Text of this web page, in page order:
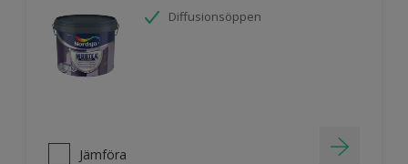
Diffusionsöppen
Jämföra